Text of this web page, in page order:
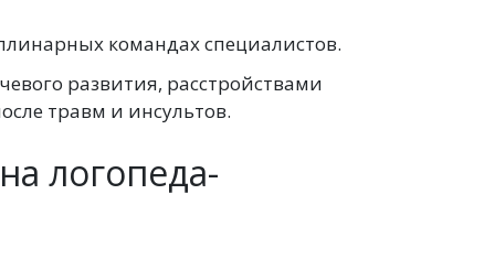
командах специалистов.
развития, расстройствами
травм и инсультов.
логопеда-